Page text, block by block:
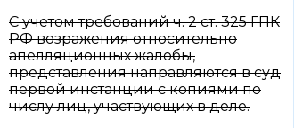
С учетом требований ч. 2 ст. 325 ГПК
РФ возражения относительно
апелляционных жалобы,
представления направляются в суд
первой инстанции с копиями по
числу лиц, участвующих в деле.